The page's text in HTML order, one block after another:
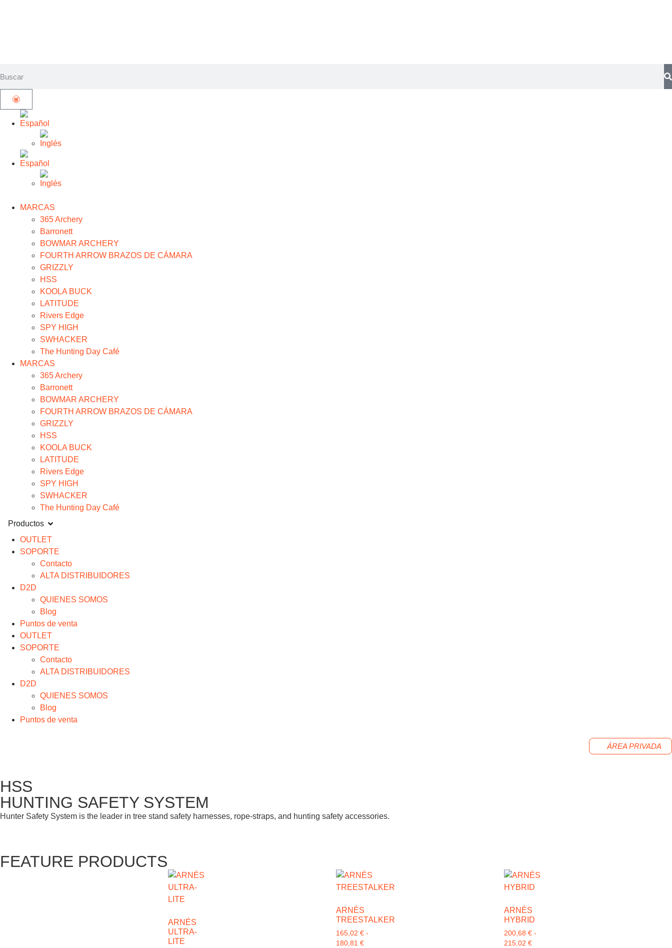
MARCAS
365 Archery
Barronett
BOWMAR ARCHERY
FOURTH ARROW BRAZOS DE CÁMARA
GRIZZLY
HSS
KOOLA BUCK
LATITUDE
Rivers Edge
SPY HIGH
SWHACKER
The Hunting Day Café
MARCAS
365 Archery
Barronett
BOWMAR ARCHERY
FOURTH ARROW BRAZOS DE CÁMARA
GRIZZLY
HSS
KOOLA BUCK
LATITUDE
Rivers Edge
SPY HIGH
SWHACKER
The Hunting Day Café
Productos
OUTLET
SOPORTE
Contacto
ALTA DISTRIBUIDORES
D2D
QUIENES SOMOS
Blog
Puntos de venta
OUTLET
SOPORTE
Contacto
ALTA DISTRIBUIDORES
D2D
QUIENES SOMOS
Blog
Puntos de venta
ÁREA PRIVADA
HSS
HUNTING SAFETY SYSTEM
Hunter Safety System is the leader in tree stand safety harnesses, rope-straps, and hunting safety accessories.
FEATURE PRODUCTS
ARNÉS
ULTRA-
LITE
ARNÉS
TREESTALKER
165,02 € -
180,81 €
ARNÉS
HYBRID
200,68 € -
215,02 €